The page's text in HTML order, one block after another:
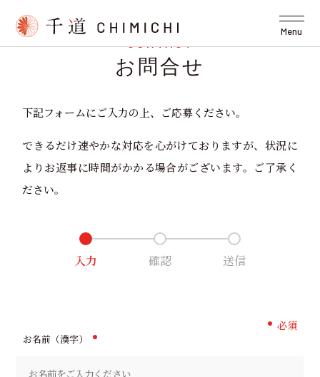
Menu
CONTACT
お問合せ
下記フォームにご入力の上、ご応募ください。
できるだけ速やかな対応を心がけておりますが、 状況に
よりお返事に時間がかかる場合がございます。 ご了承く
ださい。
入力 確認 送信
必須
お名前（漢字）